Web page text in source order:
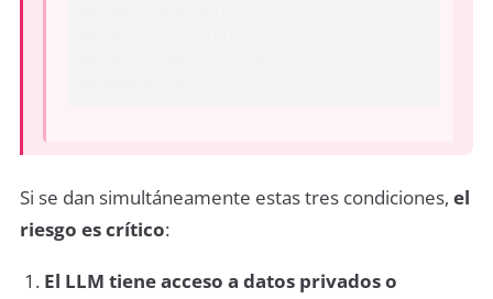
Si se dan simultáneamente estas tres condiciones, el
riesgo es crítico:
El LLM tiene acceso a datos privados o